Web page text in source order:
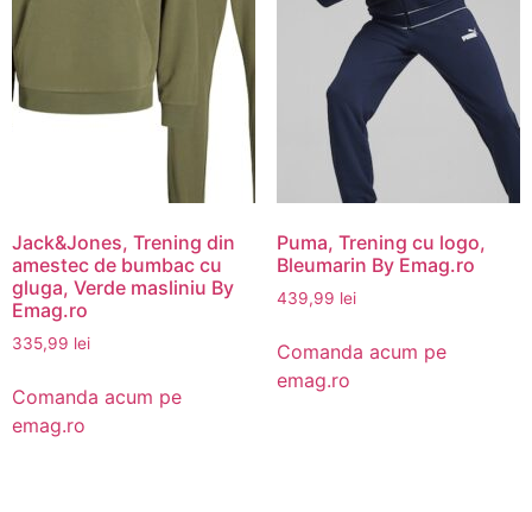
Jack&Jones, Trening din
amestec de bumbac cu
gluga, Verde masliniu By
Emag.ro
335,99 lei
Comanda acum pe
emag.ro
Puma, Trening cu logo,
Bleumarin By Emag.ro
439,99 lei
Comanda acum pe
emag.ro